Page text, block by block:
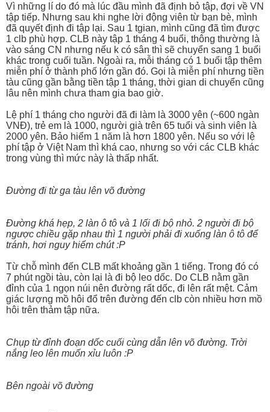
Vì những lí do đó mà lúc đầu mình đã định bỏ tập, đợi về VN
tập tiếp. Nhưng sau khi nghe lời động viên từ bạn bè, mình
đã quyết định đi tập lại. Sau 1 tgian, mình cũng đã tìm được
1 clb phù hợp. CLB này tập 1 tháng 4 buổi, thông thường là
vào sáng CN nhưng nếu k có sân thì sẽ chuyển sang 1 buổi
khác trong cuối tuần. Ngoài ra, mỗi tháng có 1 buổi tập thêm
miễn phí ở thành phố lớn gần đó. Gọi là miễn phí nhưng tiền
tàu cũng gần bằng tiền tập 1 tháng, thời gian di chuyển cũng
lâu nên mình chưa tham gia bao giờ.
Lệ phí 1 tháng cho người đã đi làm là 3000 yên (~600 ngàn
VNĐ), trẻ em là 1000, người già trên 65 tuổi và sinh viên là
2000 yên. Bảo hiểm 1 năm là hơn 1800 yên. Nếu so với lệ
phí tập ở Việt Nam thì khá cao, nhưng so với các CLB khác
trong vùng thì mức này là thấp nhất.
Đường đi từ ga tàu lên võ đường
Đường khá hẹp, 2 làn ô tô và 1 lối đi bộ nhỏ. 2 người đi bộ
ngược chiều gặp nhau thì 1 người phải đi xuống làn ô tô để
tránh, hơi nguy hiểm chút :P
Từ chỗ mình đến CLB mất khoảng gần 1 tiếng. Trong đó có
7 phút ngồi tàu, còn lại là đi bộ leo dốc. Do CLB nằm gần
đỉnh của 1 ngọn núi nên đường rất dốc, đi lên rất mệt. Cảm
giác lượng mồ hôi đổ trên đường đến clb còn nhiều hơn mồ
hôi trên thảm tập nữa.
Chụp từ đỉnh đoạn dốc cuối cùng dẫn lên võ đường. Trời
nắng leo lên muốn xỉu luôn :P
Bên ngoài võ đường